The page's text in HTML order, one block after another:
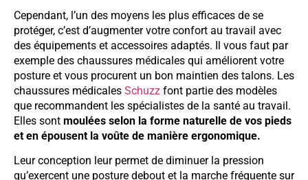
Cependant, l’un des moyens les plus efficaces de se
protéger, c’est d’augmenter votre confort au travail avec
des équipements et accessoires adaptés. Il vous faut par
exemple des chaussures médicales qui améliorent votre
posture et vous procurent un bon maintien des talons. Les
chaussures médicales Schuzz font partie des modèles
que recommandent les spécialistes de la santé au travail.
Elles sont moulées selon la forme naturelle de vos pieds
et en épousent la voûte de manière ergonomique.
Leur conception leur permet de diminuer la pression
qu’exercent une posture debout et la marche fréquente sur